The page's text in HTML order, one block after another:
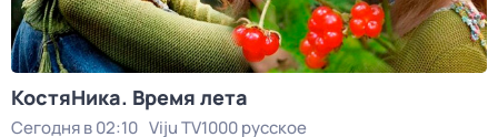
КостяНика. Время лета
Сегодня в 02:10 Viju TV1000 русское